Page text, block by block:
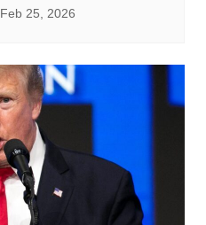
Feb 25, 2026